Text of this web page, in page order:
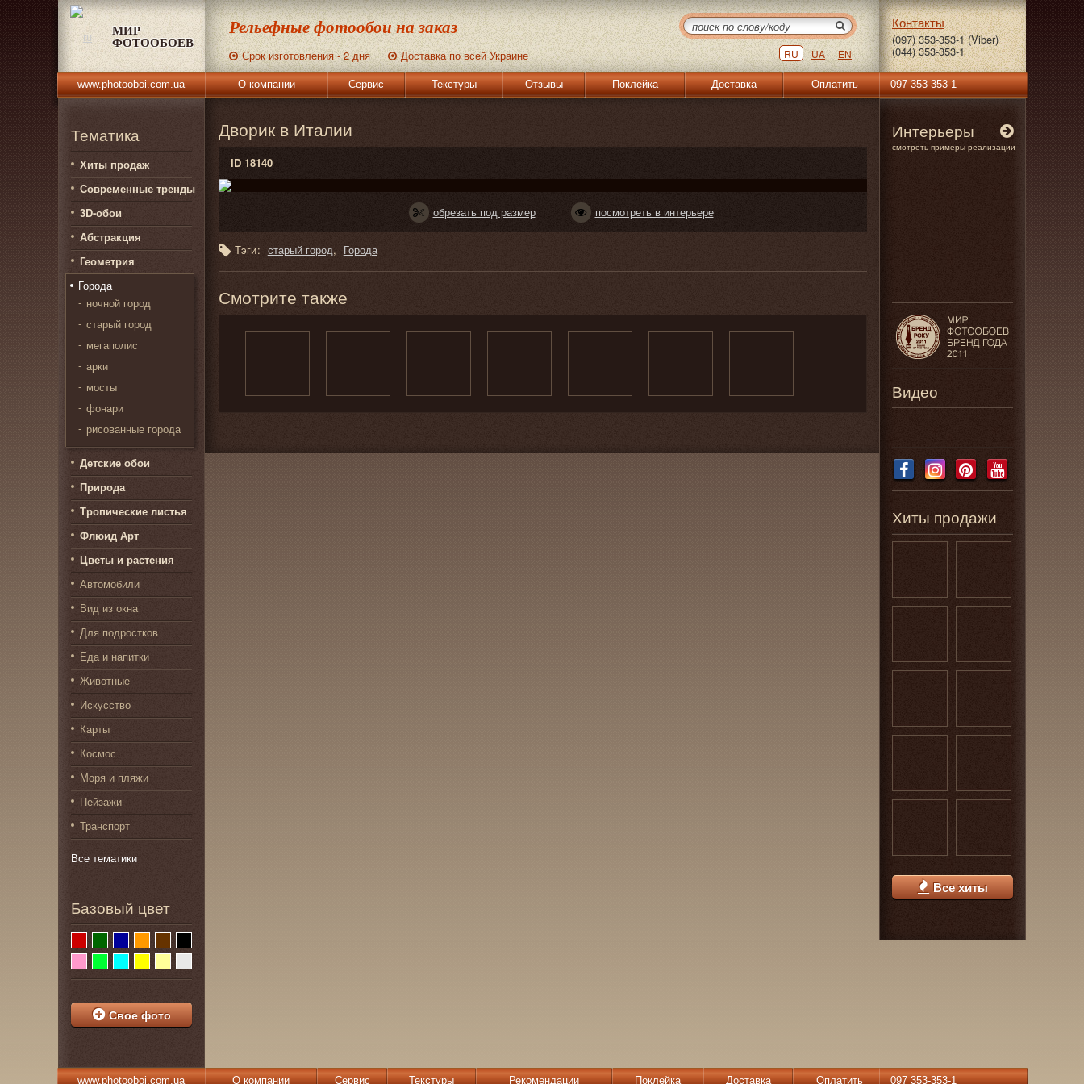
МИР
ФОТООБОЕВ
Рельефные фотообои на заказ
Срок изготовления - 2 дня Доставка по всей Украине RU UA EN
Контакты
(097) 353-353-1 (Viber)
(044) 353-353-1
www.photooboi.com.ua О компании Сервис Текстуры Отзывы Поклейка Доставка Оплатить 097 353-353-1
Тематика
Хиты продаж
Современные тренды
3D-обои
Абстракция
Геометрия
Города
ночной город
старый город
мегаполис
арки
мосты
фонари
рисованные города
Детские обои
Природа
Тропические листья
Флюид Арт
Цветы и растения
Автомобили
Вид из окна
Для подростков
Еда и напитки
Животные
Искусство
Карты
Космос
Моря и пляжи
Пейзажи
Транспорт
Все тематики
Базовый цвет
Свое фото
Дворик в Италии
ID 18140
обрезать под размер посмотреть в интерьере
Тэги: старый город Города
Смотрите также
Интерьеры
смотреть примеры реализации
Видео
Хиты продажи
Все хиты
www.photooboi.com.ua О компании Сервис Текстуры Рекомендации Поклейка Доставка Оплатить 097 353-353-1